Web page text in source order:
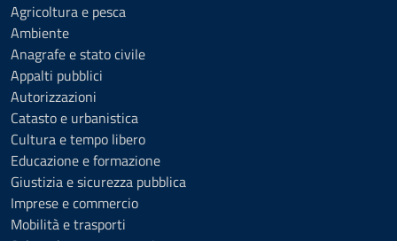
Agricoltura e pesca
Ambiente
Anagrafe e stato civile
Appalti pubblici
Autorizzazioni
Catasto e urbanistica
Cultura e tempo libero
Educazione e formazione
Giustizia e sicurezza pubblica
Imprese e commercio
Mobilità e trasporti